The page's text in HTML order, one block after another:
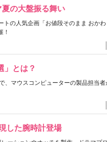
の大盤振る舞い
の人気企画「お値段そのまま おかわ
！
」とは？
、マウスコンピューターの製品担当者
した腕時計登場